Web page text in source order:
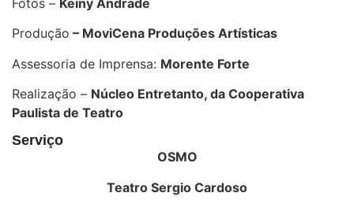
Produção – MoviCena Produções Artísticas
Assessoria de Imprensa: Morente Forte
Realização – Núcleo Entretanto, da Cooperativa
Paulista de Teatro
Serviço
OSMO
Teatro Sergio Cardoso